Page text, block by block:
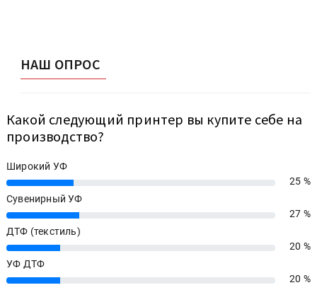
НАШ ОПРОС
Какой следующий принтер вы купите себе на
производство?
Широкий УФ
25%
25 %
Сувенирный УФ
27%
27 %
ДТФ (текстиль)
20%
20 %
УФ ДТФ
20%
20 %